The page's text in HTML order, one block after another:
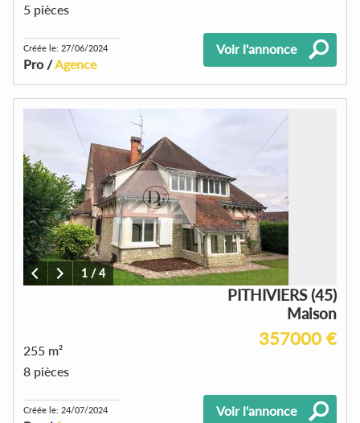
5 pièces
Créée le: 27/06/2024
Pro /Agence
Voir l'annonce
1 /4
PITHIVIERS (45)
Maison
357000 €
255 m²
8 pièces
Créée le: 24/07/2024 Voir l'annonce